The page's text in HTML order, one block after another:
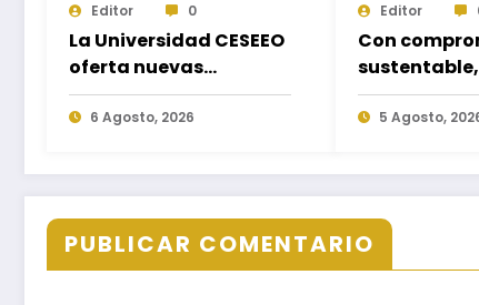
Editor 0
La Universidad CESEEO
oferta nuevas
Licenciaturas acorde a
las necesidades
egresados de escuelas
del nivel medio
superior
6 Agosto, 2026
Editor
Con
hará equipo
Jornada
5 Agosto,
PUBLICAR COMENTARIO